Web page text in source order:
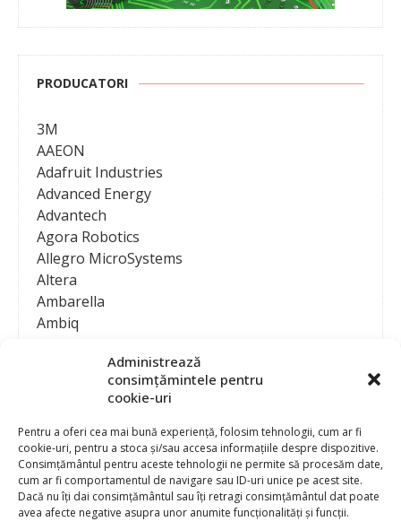
Administrează
consimțămintele pentru
cookie-uri
Pentru a oferi cea mai bună experiență, folosim tehnologii, cum ar fi
cookie-uri, pentru a stoca și/sau accesa informațiile despre dispozitive.
Consimțământul pentru aceste tehnologii ne permite să procesăm date,
cum ar fi comportamentul de navigare sau ID-uri unice pe acest site.
Dacă nu îți dai consimțământul sau îți retragi consimțământul dat poate
avea afecte negative asupra unor anumite funcționalități și funcții.
PRODUCATORI
3M
AAEON
Adafruit Industries
Advanced Energy
Advantech
Agora Robotics
Allegro MicroSystems
Altera
Ambarella
Ambiq
Analog Devices
Anritsu Corporation
Ansys
APS
Arduino
Arm
Asentics